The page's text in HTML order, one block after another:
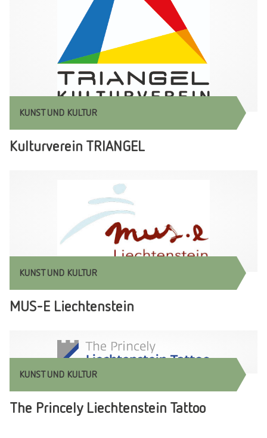
KUNST UND KULTUR
Kulturverein TRIANGEL
KUNST UND KULTUR
MUS-E Liechtenstein
KUNST UND KULTUR
The Princely Liechtenstein Tattoo